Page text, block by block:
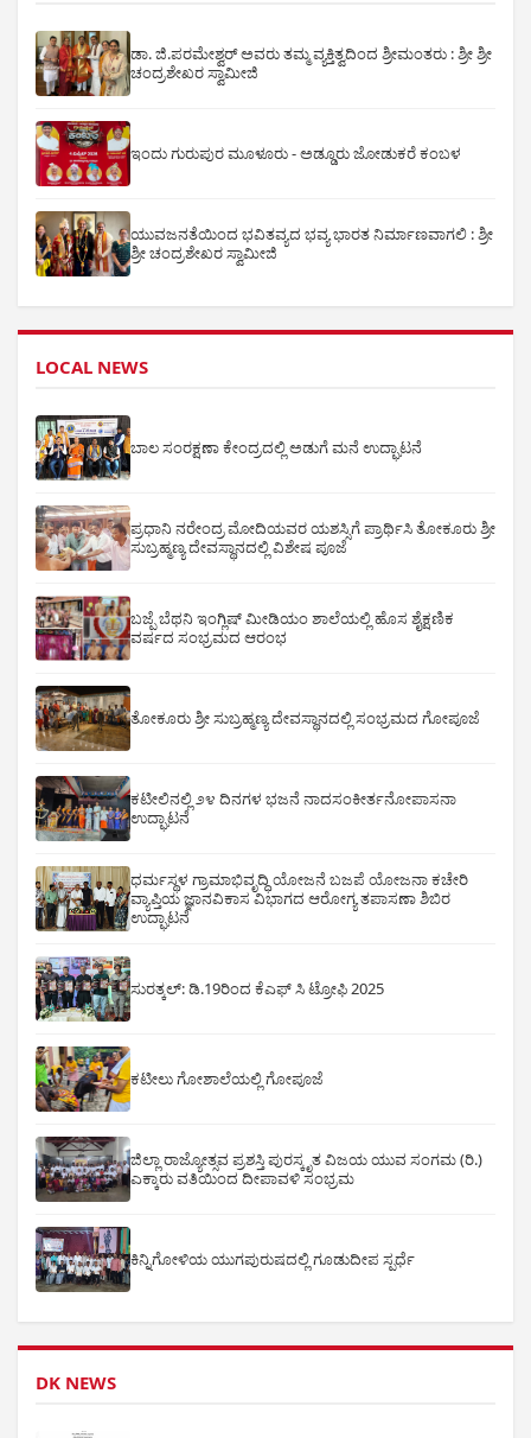
ಡಾ. ಜಿ.ಪರಮೇಶ್ವರ್ ಅವರು ತಮ್ಮ ವ್ಯಕ್ತಿತ್ವದಿಂದ ಶ್ರೀಮಂತರು : ಶ್ರೀ ಶ್ರೀ
ಚಂದ್ರಶೇಖರ ಸ್ವಾಮೀಜಿ
ಇಂದು ಗುರುಪುರ ಮೂಳೂರು - ಅಡ್ಡೂರು ಜೋಡುಕರೆ ಕಂಬಳ
ಯುವಜನತೆಯಿಂದ ಭವಿತವ್ಯದ ಭವ್ಯ ಭಾರತ ನಿರ್ಮಾಣವಾಗಲಿ : ಶ್ರೀ
ಶ್ರೀ ಚಂದ್ರಶೇಖರ ಸ್ವಾಮೀಜಿ
LOCAL NEWS
ಬಾಲ ಸಂರಕ್ಷಣಾ ಕೇಂದ್ರದಲ್ಲಿ ಅಡುಗೆ ಮನೆ ಉದ್ಘಾಟನೆ
ಪ್ರಧಾನಿ ನರೇಂದ್ರ ಮೋದಿಯವರ ಯಶಸ್ಸಿಗೆ ಪ್ರಾರ್ಥಿಸಿ ತೋಕೂರು ಶ್ರೀ
ಸುಬ್ರಹ್ಮಣ್ಯ ದೇವಸ್ಥಾನದಲ್ಲಿ ವಿಶೇಷ ಪೂಜೆ
ಬಜ್ಪೆ ಬೆಥನಿ ಇಂಗ್ಲಿಷ್ ಮೀಡಿಯಂ ಶಾಲೆಯಲ್ಲಿ ಹೊಸ ಶೈಕ್ಷಣಿಕ
ವರ್ಷದ ಸಂಭ್ರಮದ ಆರಂಭ
ತೋಕೂರು ಶ್ರೀ ಸುಬ್ರಹ್ಮಣ್ಯ ದೇವಸ್ಥಾನದಲ್ಲಿ ಸಂಭ್ರಮದ ಗೋಪೂಜೆ
ಕಟೀಲಿನಲ್ಲಿ ೨೪ ದಿನಗಳ ಭಜನೆ ನಾದಸಂಕೀರ್ತನೋಪಾಸನಾ
ಉದ್ಘಾಟನೆ
ಧರ್ಮಸ್ಥಳ ಗ್ರಾಮಾಭಿವೃದ್ಧಿ ಯೋಜನೆ ಬಜಪೆ ಯೋಜನಾ ಕಚೇರಿ
ವ್ಯಾಪ್ತಿಯ ಜ್ಞಾನವಿಕಾಸ ವಿಭಾಗದ ಆರೋಗ್ಯ ತಪಾಸಣಾ ಶಿಬಿರ
ಉದ್ಘಾಟನೆ
ಸುರತ್ಕಲ್: ಡಿ‌.19ರಿಂದ ಕೆಎಫ್ ಸಿ ಟ್ರೋಫಿ 2025
ಕಟೀಲು ಗೋಶಾಲೆಯಲ್ಲಿ ಗೋಪೂಜೆ
ಜಿಲ್ಲಾ ರಾಜ್ಯೋತ್ಸವ ಪ್ರಶಸ್ತಿ ಪುರಸ್ಕೃತ ವಿಜಯ ಯುವ ಸಂಗಮ (ರಿ.)
ಎಕ್ಕಾರು ವತಿಯಿಂದ ದೀಪಾವಳಿ ಸಂಭ್ರಮ
ಕಿನ್ನಿಗೋಳಿಯ ಯುಗಪುರುಷದಲ್ಲಿ ಗೂಡುದೀಪ ಸ್ಪರ್ಧೆ
DK NEWS